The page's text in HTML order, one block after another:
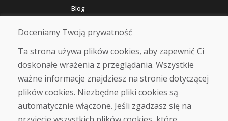
Blog
O nas
Sklep
Kontakt
Zakup
Sklep internetowy
Warunki handlowe
Transport
Zapłata
Doceniamy Twoją prywatność
Ta strona używa plików cookies, aby zapewnić Ci
doskonałe wrażenia z przeglądania. Wszystkie
ważne informacje znajdziesz na stronie dotyczącej
plików cookies. Niezbędne pliki cookies są
automatycznie włączone. Jeśli zgadzasz się na